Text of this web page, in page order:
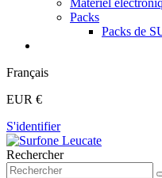
Matériel
Packs
Packs de
Français
EUR €
S'identifier
Rechercher